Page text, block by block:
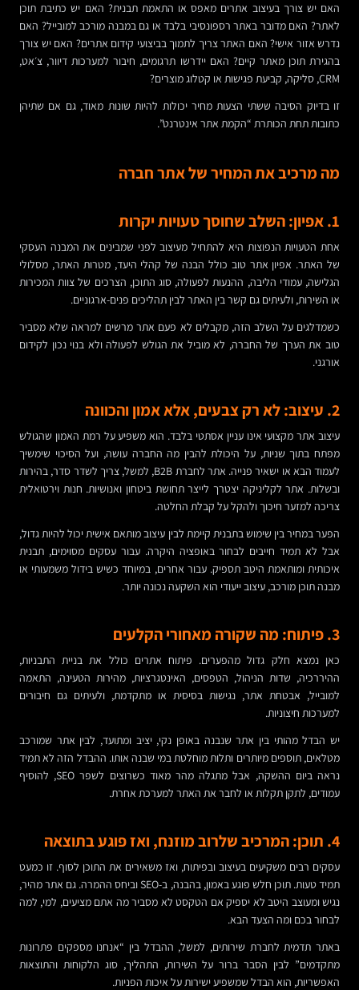
האם יש צורך בעיצוב אתרים מאפס או התאמת תבנית? האם יש כתיבת תוכן
לאתר? האם מדובר באתר רספונסיבי בלבד או גם במבנה מורכב למובייל? האם
נדרש אזור אישי? האם האתר צריך לתמוך בביצועי קידום אתרים? האם יש צורך
בהגירת תוכן מאתר קיים? האם יידרשו תרגומים, חיבור למערכות דיוור, צ׳אט,
CRM, סליקה, קביעת פגישות או קטלוג מוצרים?
זו בדיוק הסיבה ששתי הצעות מחיר יכולות להיות שונות מאוד, גם אם שתיהן
כתובות תחת הכותרת “הקמת אתר אינטרנט”.
מה מרכיב את המחיר של אתר חברה
1. אפיון: השלב שחוסך טעויות יקרות
אחת הטעויות הנפוצות היא להתחיל מעיצוב לפני שמבינים את המבנה העסקי
של האתר. אפיון אתר טוב כולל הבנה של קהלי היעד, מטרות האתר, מסלולי
הגלישה, עמודי הליבה, ההנעות לפעולה, סוג התוכן, הצרכים של צוות המכירות
או השירות, ולעיתים גם קשר בין האתר לבין תהליכים פנים-ארגוניים.
כשמדלגים על השלב הזה, מקבלים לא פעם אתר מרשים למראה שלא מסביר
טוב את הערך של החברה, לא מוביל את הגולש לפעולה ולא בנוי נכון לקידום
אורגני.
2. עיצוב: לא רק צבעים, אלא אמון והכוונה
עיצוב אתר מקצועי אינו עניין אסתטי בלבד. הוא משפיע על רמת האמון שהגולש
מפתח בתוך שניות, על היכולת להבין מה החברה עושה, ועל הסיכוי שימשיך
לעמוד הבא או ישאיר פנייה. אתר לחברת B2B, למשל, צריך לשדר סדר, בהירות
ובשלות. אתר לקליניקה יצטרך לייצר תחושת ביטחון ואנושיות. חנות וירטואלית
צריכה למזער חיכוך ולהקל על קבלת החלטה.
הפער במחיר בין שימוש בתבנית קיימת לבין עיצוב מותאם אישית יכול להיות גדול,
אבל לא תמיד חייבים לבחור באופציה היקרה. עבור עסקים מסוימים, תבנית
איכותית ומותאמת היטב תספיק. עבור אחרים, במיוחד כשיש בידול משמעותי או
מבנה תוכן מורכב, עיצוב ייעודי הוא השקעה נכונה יותר.
3. פיתוח: מה שקורה מאחורי הקלעים
כאן נמצא חלק גדול מהפערים. פיתוח אתרים כולל את בניית התבניות,
ההיררכיה, שדות הניהול, הטפסים, האינטגרציות, מהירות הטעינה, התאמה
למובייל, אבטחת אתר, נגישות בסיסית או מתקדמת, ולעיתים גם חיבורים
למערכות חיצוניות.
יש הבדל מהותי בין אתר שנבנה באופן נקי, יציב ומתועד, לבין אתר שמורכב
מטלאים, תוספים מיותרים ותלות מוחלטת במי שבנה אותו. ההבדל הזה לא תמיד
נראה ביום ההשקה, אבל מתגלה מהר מאוד כשרוצים לשפר SEO, להוסיף
עמודים, לתקן תקלות או לחבר את האתר למערכת אחרת.
4. תוכן: המרכיב שלרוב מוזנח, ואז פוגע בתוצאה
עסקים רבים משקיעים בעיצוב ובפיתוח, ואז משאירים את התוכן לסוף. זו כמעט
תמיד טעות. תוכן חלש פוגע באמון, בהבנה, ב-SEO וביחס ההמרה. גם אתר מהיר,
נגיש ומעוצב היטב לא יספיק אם הטקסט לא מסביר מה אתם מציעים, למי, למה
לבחור בכם ומה הצעד הבא.
באתר תדמית לחברת שירותים, למשל, ההבדל בין “אנחנו מספקים פתרונות
מתקדמים” לבין הסבר ברור על השירות, התהליך, סוג הלקוחות והתוצאות
האפשריות, הוא הבדל שמשפיע ישירות על איכות הפניות.